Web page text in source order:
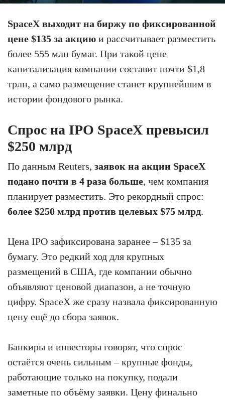
SpaceX выходит на биржу по фиксированной
цене $135 за акцию и рассчитывает разместить
более 555 млн бумаг. При такой цене
капитализация компании составит почти $1,8
трлн, а само размещение станет крупнейшим в
истории фондового рынка.
Спрос на IPO SpaceX превысил
$250 млрд
По данным Reuters, заявок на акции SpaceX
подано почти в 4 раза больше, чем компания
планирует разместить. Это рекордный спрос:
более $250 млрд против целевых $75 млрд.
Цена IPO зафиксирована заранее – $135 за
бумагу. Это редкий ход для крупных
размещений в США, где компании обычно
объявляют ценовой диапазон, а не точную
цифру. SpaceX же сразу назвала фиксированную
цену ещё до сбора заявок.
Банкиры и инвесторы говорят, что спрос
остаётся очень сильным – крупные фонды,
работающие только на покупку, подали
заметные по объёму заявки. Цену финально